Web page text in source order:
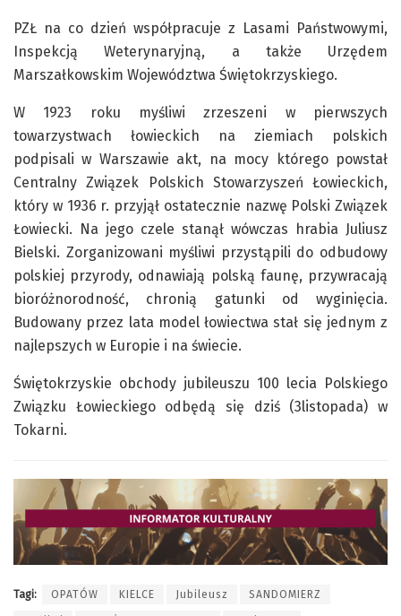
PZŁ na co dzień współpracuje z Lasami Państwowymi,
Inspekcją Weterynaryjną, a także Urzędem
Marszałkowskim Województwa Świętokrzyskiego.
W 1923 roku myśliwi zrzeszeni w pierwszych
towarzystwach łowieckich na ziemiach polskich
podpisali w Warszawie akt, na mocy którego powstał
Centralny Związek Polskich Stowarzyszeń Łowieckich,
który w 1936 r. przyjął ostatecznie nazwę Polski Związek
Łowiecki. Na jego czele stanął wówczas hrabia Juliusz
Bielski. Zorganizowani myśliwi przystąpili do odbudowy
polskiej przyrody, odnawiają polską faunę, przywracają
bioróżnorodność, chronią gatunki od wyginięcia.
Budowany przez lata model łowiectwa stał się jednym z
najlepszych w Europie i na świecie.
Świętokrzyskie obchody jubileuszu 100 lecia Polskiego
Związku Łowieckiego odbędą się dziś (3listopada) w
Tokarni.
Tagi: OPATÓW KIELCE Jubileusz SANDOMIERZ